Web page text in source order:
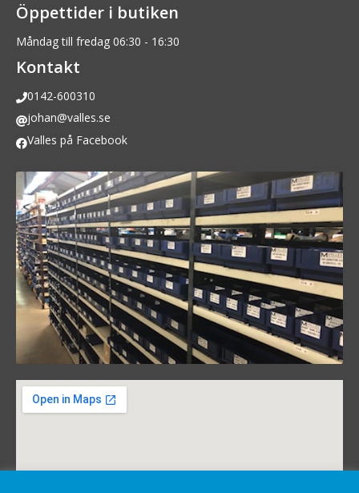
Öppettider i butiken
Måndag till fredag 06:30 - 16:30
Kontakt
0142-600310
johan@valles.se
Valles på Facebook